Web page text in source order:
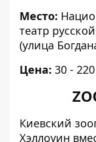
Место:
театр
(улица
Цена: 30 -
Киевский
Хэллоуин